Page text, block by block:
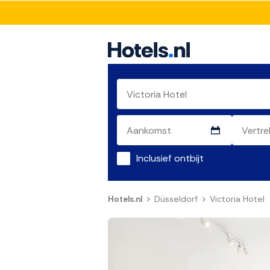
Inclusief ontbijt
Hotels.nl Düsseldorf Victoria Hotel